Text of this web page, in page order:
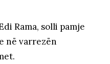
Rama, solli pamje
në varrezën